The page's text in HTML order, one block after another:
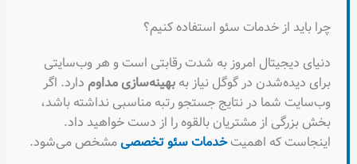
چرا باید از خدمات سئو استفاده کنیم؟
دنیای دیجیتال امروز به شدت رقابتی است و هر وب‌سایتی
برای دیده‌شدن در گوگل نیاز به بهینه‌سازی مداومدارد. اگر
وب‌سایت شما در نتایج جستجو رتبه مناسبی نداشته باشد،
بخش بزرگی از مشتریان بالقوه را از دست خواهید داد.
اینجاست که اهمیتخدمات سئو تخصصیمشخص می‌شود.